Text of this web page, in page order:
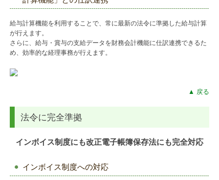
給与計算機能を利用することで、常に最新の法令に準拠した給与計算
が行えます。
さらに、給与・賞与の支給データを財務会計機能に仕訳連携できるた
め、効率的な経理事務が行えます。
▲ 戻る
法令に完全準拠
インボイス制度にも改正電子帳簿保存法にも完全対応
インボイス制度への対応